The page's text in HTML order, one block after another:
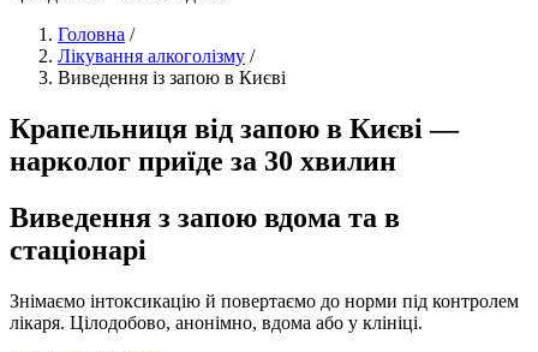
Головна /
Лікування алкоголізму /
Виведення із запою в Києві
Крапельниця від запою в Києві —
нарколог приїде за 30 хвилин
Виведення з запою вдома та в
стаціонарі
Знімаємо інтоксикацію й повертаємо до норми під контролем
лікаря. Цілодобово, анонімно, вдома або у клініці.